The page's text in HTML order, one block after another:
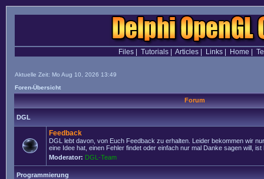
Files| Tutorials| Articles| Links| Home
Aktuelle Zeit: Mo Aug 10, 2026 13:49
Foren-Übersicht
Forum
DGL
Feedback
DGL lebt davon, von Euch Feedback zu erhalten. Leider bekommen wir
eine Idee hat, einen Fehler findet oder einfach nur mal Danke sagen will, ist
Moderator: DGL-Team
Programmierung